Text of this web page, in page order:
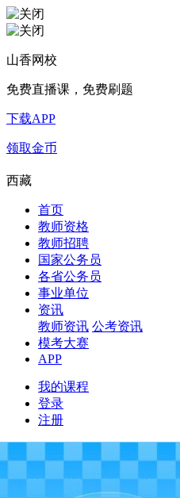
山香网校
免费直播课，免费刷题
下载APP
领取金币
西藏
首页
教师资格
教师招聘
国家公务员
各省公务员
事业单位
资讯
教师资讯 公考资讯
模考大赛
APP
我的课程
登录
注册